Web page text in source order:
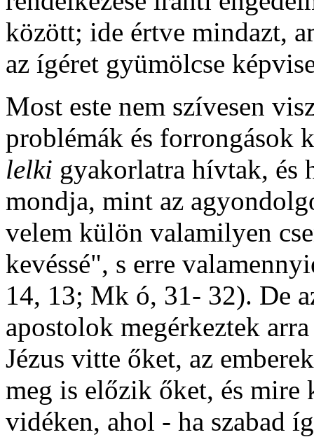
között; ide értve mindazt,
az ígéret gyümölcse
Most este nem szívesen
problémák és forrongások
lelki gyakorlatra hívtak, és
mondja, mint az
velem külön valamilyen
kevéssé", s erre
14, 13; Mk ó, 31- 32). De
apostolok megérkeztek
Jézus vitte őket, az
meg is előzik őket, és mire
vidéken, ahol - ha szabad